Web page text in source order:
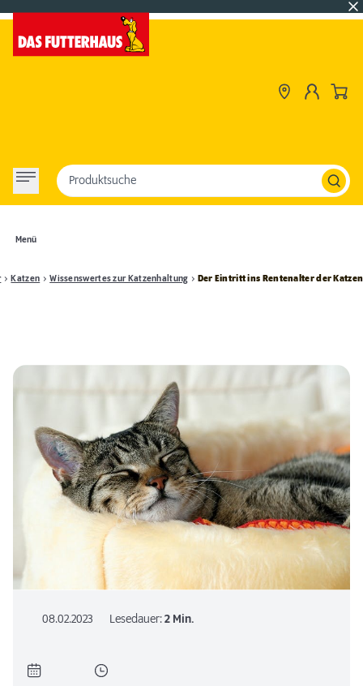
Menü
Produktsuche
Katzen Wissenswertes zur Katzenhaltung Der Eintritt ins Rentenalter der Katzen
08.02.2023 Lesedauer:2 Min.